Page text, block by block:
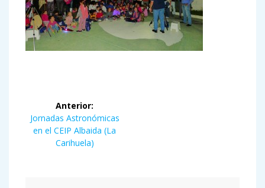
Navegación
de
entradas
Anterior:
Entrada
anterior:
Jornadas Astronómicas
en el CEIP Albaida (La
Carihuela)